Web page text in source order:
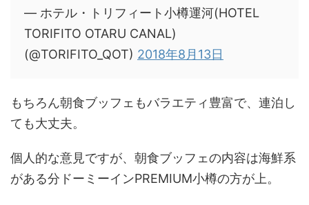
— ホテル・トリフィート小樽運河(HOTEL
TORIFITO OTARU CANAL)
(@TORIFITO_QOT) 2018年8月13日
もちろん朝食ブッフェもバラエティ豊富で、連泊し
ても大丈夫。
個人的な意見ですが、朝食ブッフェの内容は海鮮系
がある分ドーミーインPREMIUM小樽の方が上。